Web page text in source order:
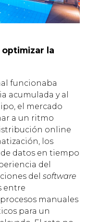
la
funcionaba
acumulada y al
el mercado
a un ritmo
online
los
datos en tiempo
del
del software
entre
manuales
para un